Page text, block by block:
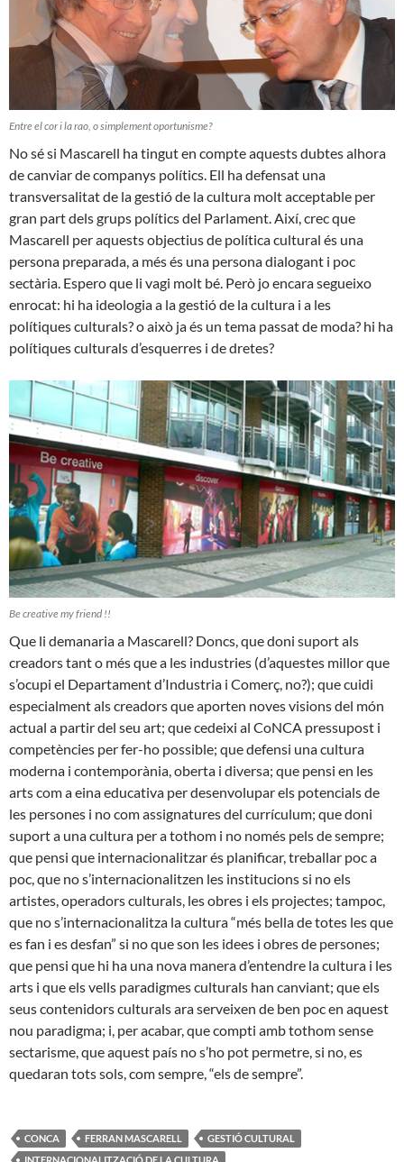
Entre el cor i la rao, o simplement oportunisme?
No sé si Mascarell ha tingut en compte aquests dubtes alhora
de canviar de companys polítics. Ell ha defensat una
transversalitat de la gestió de la cultura molt acceptable per
gran part dels grups polítics del Parlament. Així, crec que
Mascarell per aquests objectius de política cultural és una
persona preparada, a més és una persona dialogant i poc
sectària. Espero que li vagi molt bé. Però jo encara segueixo
enrocat: hi ha ideologia a la gestió de la cultura i a les
polítiques culturals? o això ja és un tema passat de moda? hi ha
polítiques culturals d’esquerres i de dretes?
Be creative my friend !!
Que li demanaria a Mascarell? Doncs, que doni suport als
creadors tant o més que a les industries (d’aquestes millor que
s’ocupi el Departament d’Industria i Comerç, no?); que cuidi
especialment als creadors que aporten noves visions del món
actual a partir del seu art; que cedeixi al CoNCA pressupost i
competències per fer-ho possible; que defensi una cultura
moderna i contemporània, oberta i diversa; que pensi en les
arts com a eina educativa per desenvolupar els potencials de
les persones i no com assignatures del currículum; que doni
suport a una cultura per a tothom i no només pels de sempre;
que pensi que internacionalitzar és planificar, treballar poc a
poc, que no s’internacionalitzen les institucions si no els
artistes, operadors culturals, les obres i els projectes; tampoc,
que no s’internacionalitza la cultura “més bella de totes les que
es fan i es desfan” si no que son les idees i obres de persones;
que pensi que hi ha una nova manera d’entendre la cultura i les
arts i que els vells paradigmes culturals han canviant; que els
seus contenidors culturals ara serveixen de ben poc en aquest
nou paradigma; i, per acabar, que compti amb tothom sense
sectarisme, que aquest país no s’ho pot permetre, si no, es
quedaran tots sols, com sempre, “els de sempre”.
CONCA FERRAN MASCARELL
GESTIÓ CULTURAL